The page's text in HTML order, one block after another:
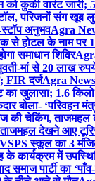
कुर्की वारंट जारी;
परिजनों संग खूब
अनुभवAgra
से होटल के नाम पर
समाधान शिविर
मां से 20 लाख
FIR दर्जAgra News:
खुलासा; 1.6 किलो
बोला- ‘परिवहन
की चेकिंग, ताजमहल
देखने आए
स्कूल का 3
कार्यक्रम में
पार्टी का